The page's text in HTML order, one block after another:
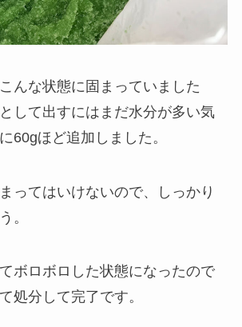
んな状態に固まっていました
して出すにはまだ水分が多い気
60gほど追加しました。
ってはいけないので、しっかり
。
ボロボロした状態になったので
処分して完了です。